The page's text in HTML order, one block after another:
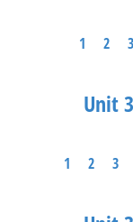
1 2 3
Unit
1 2 3